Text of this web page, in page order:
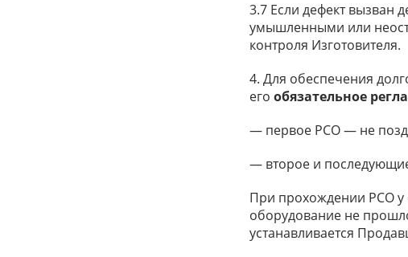
3.7 Если дефект вызван
умышленными или
контроля Изготовителя.
4. Для обеспечения
его обязательное
— первое РСО — не
— второе и
При прохождении РСО у
оборудование не
устанавливается